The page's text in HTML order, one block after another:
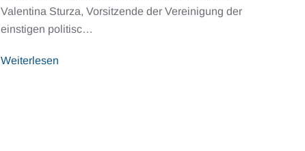
Valentina Sturza, Vorsitzende der Vereinigung der
einstigen politisc…
Weiterlesen